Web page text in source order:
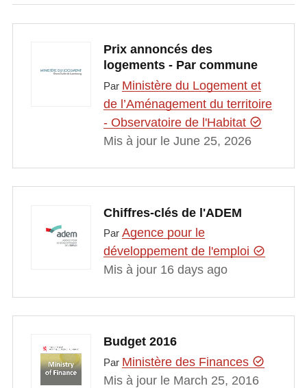
Prix annoncés des
logements - Par commune
Par Ministère du Logement et
de l’Aménagement du territoire
- Observatoire de l'Habitat
Mis à jour le June 25, 2026
Chiffres-clés de l'ADEM
Par Agence pour le
développement de l'emploi
Mis à jour 16 days ago
Budget 2016
Par Ministère des Finances
Mis à jour le March 25, 2016